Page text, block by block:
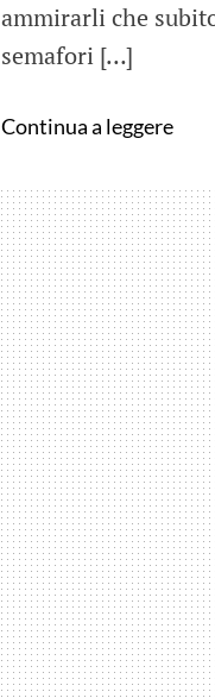
ammirarli che
semafori […]
Continua a leggere